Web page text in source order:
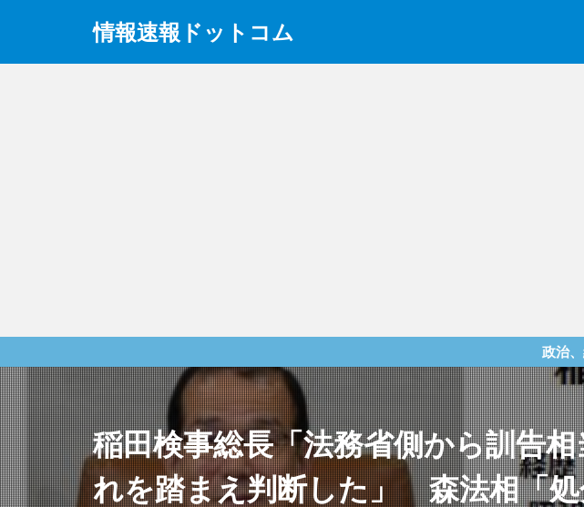
情報速報ドットコム
政治、経済、地震、
稲田検事総長「法務省側から訓告
れを踏まえ判断した」 森法相「処